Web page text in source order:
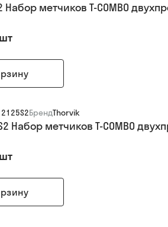
Набор метчиков T-COMBO
БрендThorvik
Набор метчиков T-COMBO